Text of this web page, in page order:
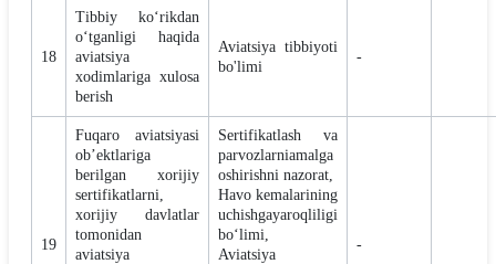
18
Tibbiy ko‘rikdan
o‘tganligi haqida
aviatsiya
xodimlariga xulosa
berish
Aviatsiya tibbiyoti
bo'limi
-
19
Fuqaro aviatsiyasi
ob’ektlariga
berilgan xorijiy
sertifikatlarni,
xorijiy davlatlar
tomonidan
aviatsiya
Sertifikatlash va
parvozlarniamalga
oshirishni nazorat,
Havo kemalarining
uchishgayaroqliligi
bo‘limi,
Aviatsiya
-